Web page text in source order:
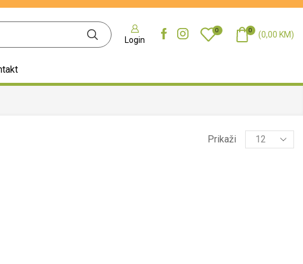
Login
0 0 (0,00 KM)
Prikaži